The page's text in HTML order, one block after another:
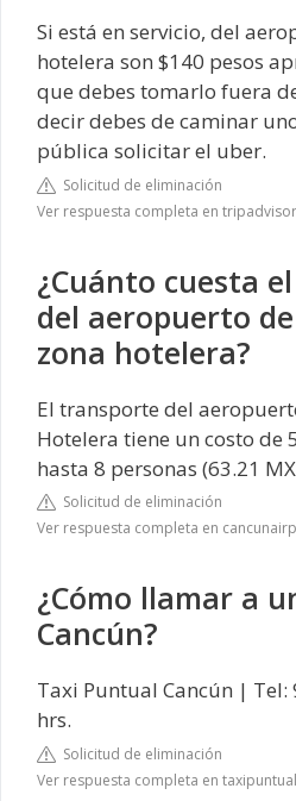
Si está en servicio, del
hotelera son $140 pesos
que debes tomarlo fuera
decir debes de caminar
pública solicitar el uber.
Solicitud de eliminación
Ver respuesta completa en
¿Cuánto cuesta
del aeropuerto
zona hotelera?
El transporte del
Hotelera tiene un costo de
hasta 8 personas (63.21
Solicitud de eliminación
Ver respuesta completa en
¿Cómo llamar a
Cancún?
Taxi Puntual Cancún |
hrs.
Solicitud de eliminación
Ver respuesta completa en